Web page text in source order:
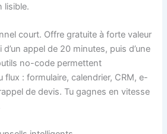
lisible.
court. Offre gratuite à forte valeur
appel de 20 minutes, puis d’une
no-code permettent
flux : formulaire, calendrier, CRM, e-
de devis. Tu gagnes en vitesse